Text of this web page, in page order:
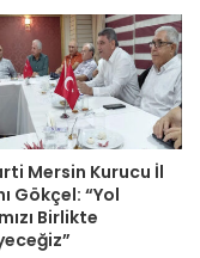
Mersin Kurucu İl
Gökçel: “Yol
Birlikte